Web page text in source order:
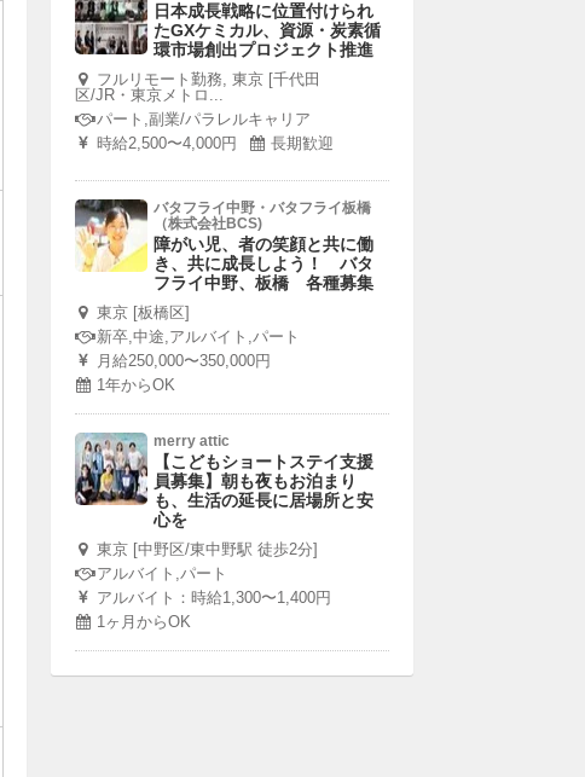
日本成長戦略に位置付けられ
たGXケミカル、資源・炭素循
環市場創出プロジェクト推進
フルリモート勤務, 東京 [千代田
区/JR・東京メトロ...
パート,副業/パラレルキャリア
時給2,500〜4,000円
長期歓迎
バタフライ中野・バタフライ板橋
（株式会社BCS)
障がい児、者の笑顔と共に働
き、共に成長しよう！ バタ
フライ中野、板橋 各種募集
東京 [板橋区]
新卒,中途,アルバイト,パート
月給250,000〜350,000円
1年からOK
merry attic
【こどもショートステイ支援
員募集】朝も夜もお泊まり
も、生活の延長に居場所と安
心を
東京 [中野区/東中野駅 徒歩2分]
アルバイト,パート
アルバイト：時給1,300〜1,400円
1ヶ月からOK